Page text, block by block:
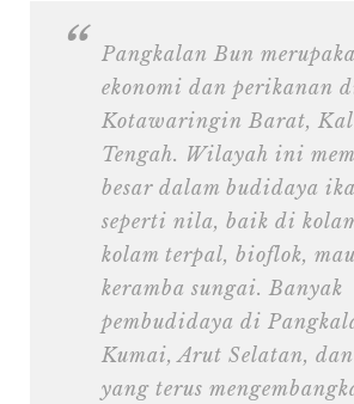
Pangkalan Bun
ekonomi dan perikanan
Kotawaringin Barat,
Tengah. Wilayah ini
besar dalam budidaya
seperti nila, baik di
kolam terpal, bioflok,
keramba sungai. Banyak
pembudidaya di
Kumai, Arut Selatan,
yang terus